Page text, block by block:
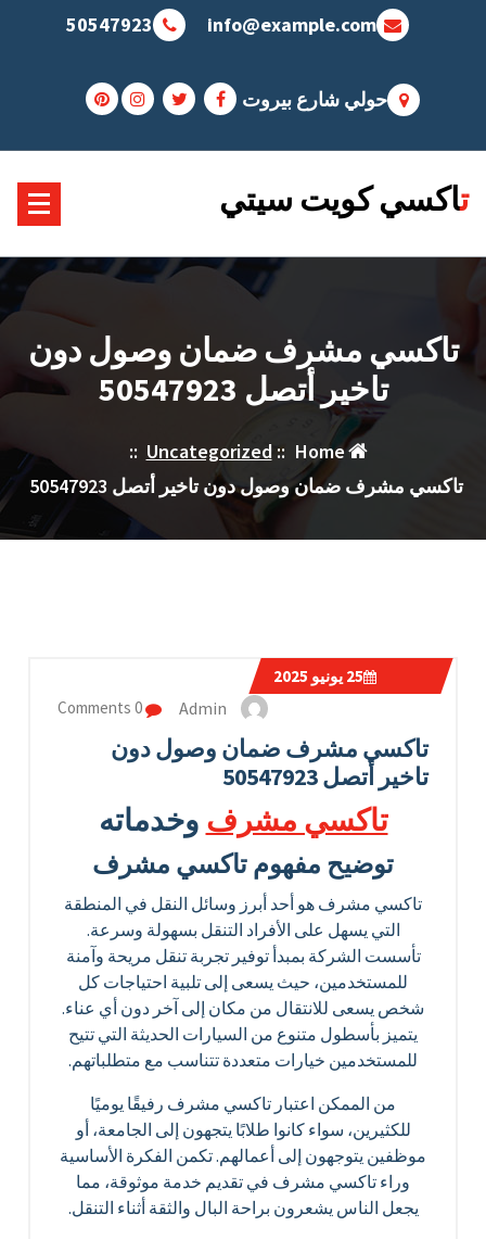
info@example.com
50547923
حولي شارع بيروت
تاكسي كويت سيتي
تاكسي مشرف ضمان وصول دون
تاخير أتصل 50547923
Home
::
Uncategorized
::
تاكسي مشرف ضمان وصول دون تاخير أتصل 50547923
25يونيو 2025
Admin
0 Comments
تاكسي مشرف ضمان وصول دون
تاخير أتصل 50547923
تاكسي مشرفوخدماته
توضيح مفهوم تاكسي مشرف
تاكسي مشرف هو أحد أبرز وسائل النقل في المنطقة
التي يسهل على الأفراد التنقل بسهولة وسرعة.
تأسست الشركة بمبدأ توفير تجربة تنقل مريحة وآمنة
للمستخدمين، حيث يسعى إلى تلبية احتياجات كل
شخص يسعى للانتقال من مكان إلى آخر دون أي عناء.
يتميز بأسطول متنوع من السيارات الحديثة التي تتيح
للمستخدمين خيارات متعددة تتناسب مع متطلباتهم.
من الممكن اعتبار تاكسي مشرف رفيقًا يوميًا
للكثيرين، سواء كانوا طلابًا يتجهون إلى الجامعة، أو
موظفين يتوجهون إلى أعمالهم. تكمن الفكرة الأساسية
وراء تاكسي مشرف في تقديم خدمة موثوقة، مما
يجعل الناس يشعرون براحة البال والثقة أثناء التنقل.